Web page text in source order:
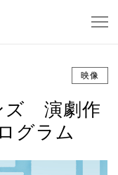
映像
ズ 演劇作
グラム